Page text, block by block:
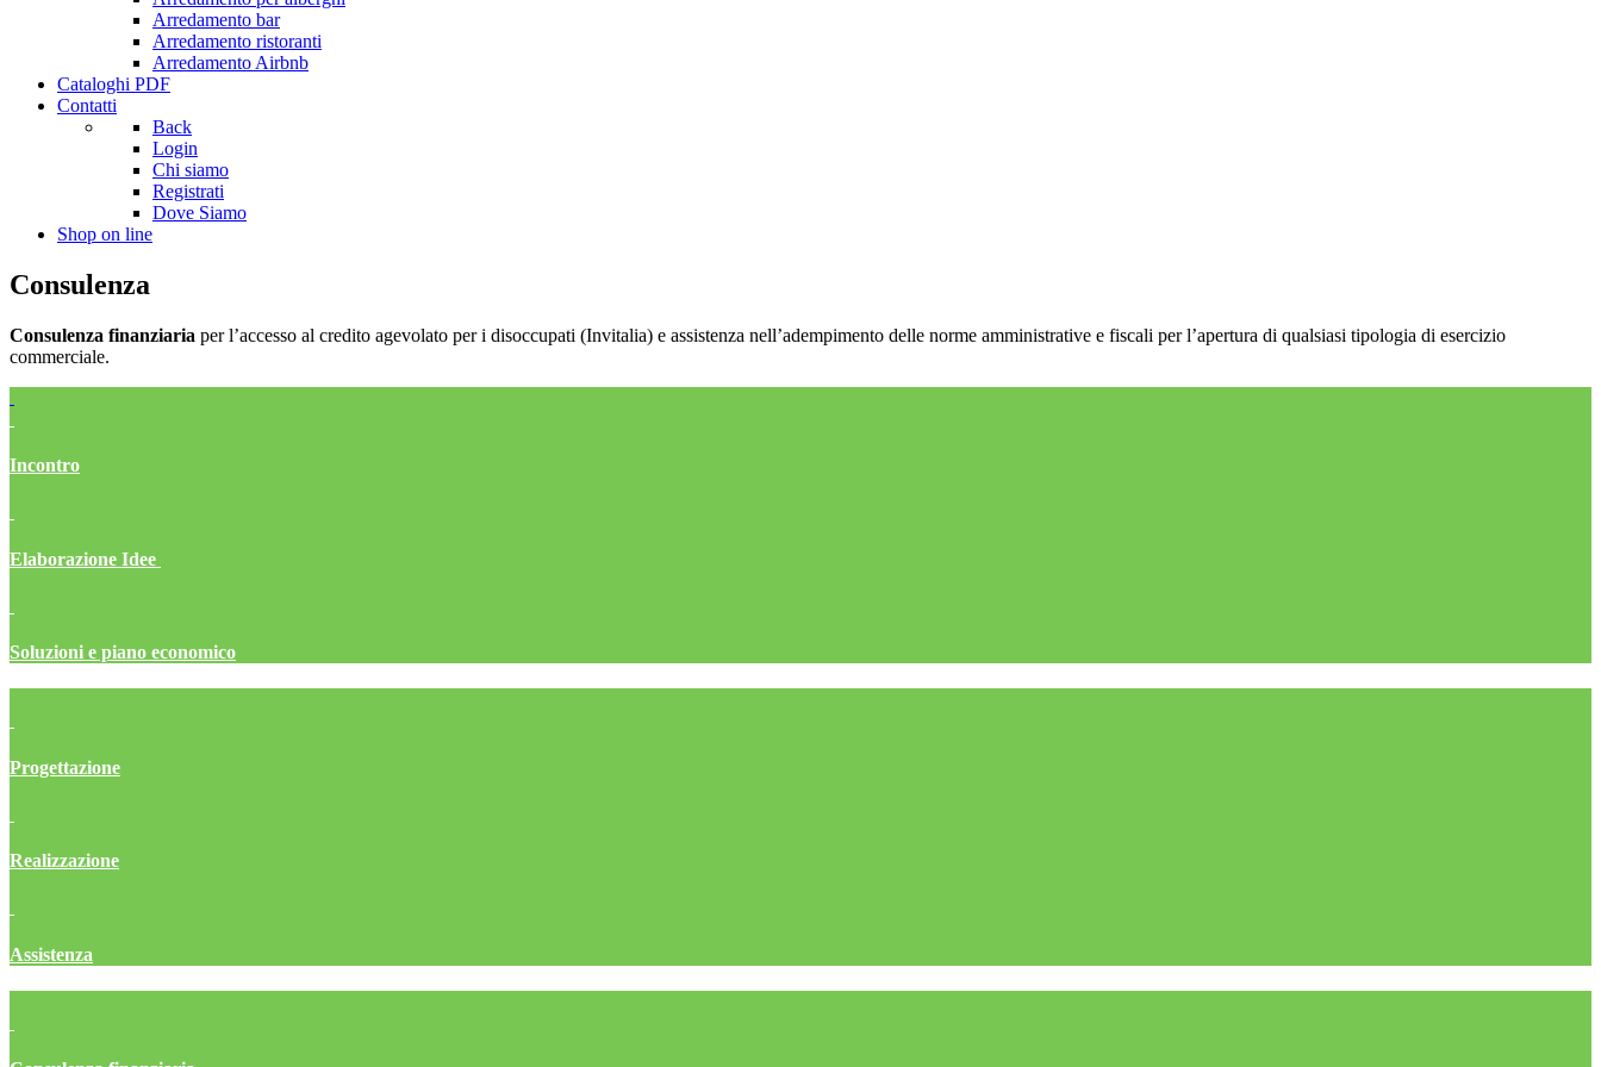
Arredamento bar
Arredamento ristoranti
Arredamento Airbnb
Cataloghi PDF
Contatti
Back
Login
Chi siamo
Registrati
Dove Siamo
Shop on line
Consulenza
Consulenza finanziaria per l’accesso al credito agevolato per i disoccupati (Invitalia) e assistenza nell’adempimento delle norme amministrative e fiscali per l’apertura di qualsiasi tipologia di esercizio
commerciale.
Incontro
Elaborazione Idee
Soluzioni e piano economico
Progettazione
Realizzazione
Assistenza